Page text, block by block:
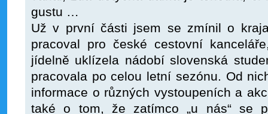
gustu …
Už v první části jsem se zmínil o
pracoval pro české cestovní
jídelně uklízela nádobí slovenská
pracovala po celou letní sezónu. Od
informace o různých vystoupeních a
také o tom, že zatímco „u nás“ se